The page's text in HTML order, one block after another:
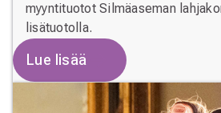
myyntituotot Silmäaseman
lisätuotolla.
Lue lisää